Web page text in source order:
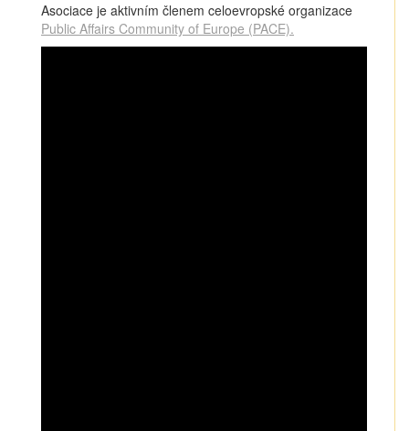
Asociace je aktivním členem celoevropské organizace
Public Affairs Community of Europe (PACE).